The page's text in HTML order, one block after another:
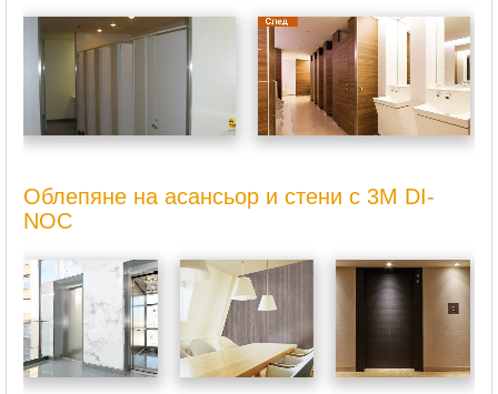
Облепяне на асансьор и стени с 3M DI-
NOC